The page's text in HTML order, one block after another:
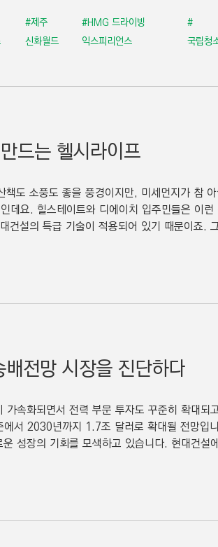
#제주
신화월드
#HMG 드라이빙
익스피리언스
#
국립청
드는 헬시라이프
도 소풍도 좋을 풍경이지만, 미세먼지가 참
데요. 힐스테이트와 디에이치 입주민들은 이
건설의 특급 기술이 적용되어 있기 때문이죠.
전망 시장을 진단하다
속화되면서 전력 부문 투자도 꾸준히 확대되
서 2030년까지 1.7조 달러로 확대될 전망입
성장의 기회를 모색하고 있습니다. 현대건설